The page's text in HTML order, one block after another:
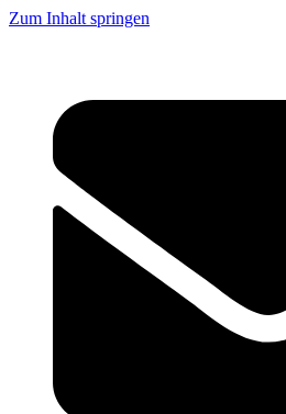
Zum Inhalt springen